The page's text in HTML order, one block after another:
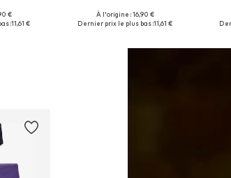
tailles
€
:11,61 €
Disponible en plusieurs tailles
À l'origine : 16,90 €
Dernier prix le plus bas :11,61 €